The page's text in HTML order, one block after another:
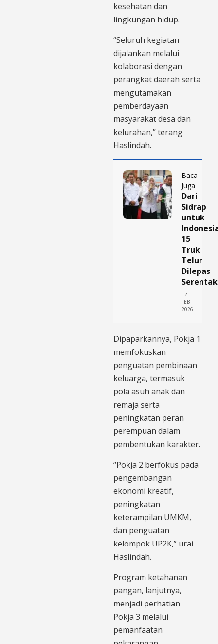
kesehatan dan
lingkungan hidup.
“Seluruh kegiatan
dijalankan melalui
kolaborasi dengan
perangkat daerah serta
mengutamakan
pemberdayaan
masyarakat desa dan
kelurahan,” terang
Haslindah.
Baca
Juga
Dari
Sidrap
untuk
15
Truk
Telur
Dilepas
Serentak
12
FEB
2026
Dipaparkannya, Pokja 1
memfokuskan
penguatan pembinaan
keluarga, termasuk
pola asuh anak dan
remaja serta
peningkatan peran
perempuan dalam
pembentukan karakter.
“Pokja 2 berfokus pada
pengembangan
ekonomi kreatif,
peningkatan
keterampilan UMKM,
dan penguatan
kelompok UP2K,” urai
Haslindah.
Program ketahanan
pangan, lanjutnya,
menjadi perhatian
Pokja 3 melalui
pemanfaatan